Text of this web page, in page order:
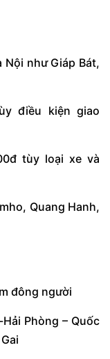
như Giáp Bát,
điều kiện giao
tùy loại xe và
Quang Hanh,
đông người
Phòng – Quốc